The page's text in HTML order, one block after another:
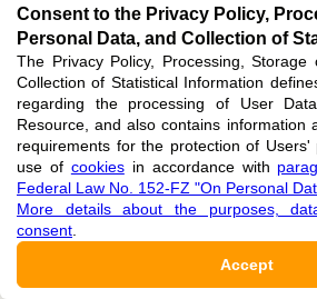
базы путем определения налоговой
сложения элементов добавочной
исключения расчета входного НДС
возмещения»[17, С. 40].
Леонов Е. отмечает, что «В России
современных IТ-систем
России стала одной из первых
Consent to the Privacy Policy,
Personal Data, and Collection of
The Privacy Policy, Processing,
Collection of Statistical Information
regarding the processing of User
Resource, and also contains information
requirements for the protection of
use of cookiesin accordance with
Federal Law No. 152-FZ "On Personal
More details about the purposes,
consent
Accept